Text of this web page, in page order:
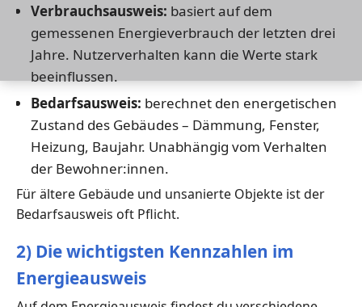
Verbrauchsausweis: basiert auf dem
gemessenen Energieverbrauch der letzten drei
Jahre. Nutzerverhalten kann die Werte stark
beeinflussen.
Bedarfsausweis: berechnet den energetischen
Zustand des Gebäudes – Dämmung, Fenster,
Heizung, Baujahr. Unabhängig vom Verhalten
der Bewohner:innen.
Für ältere Gebäude und unsanierte Objekte ist der
Bedarfsausweis oft Pflicht.
2) Die wichtigsten Kennzahlen im
Energieausweis